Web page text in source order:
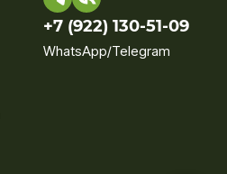
+7 (922) 130-51-09‬
WhatsApp/Telegram